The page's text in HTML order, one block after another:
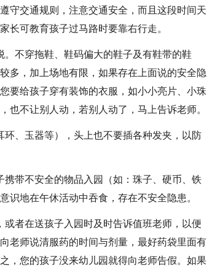
守交通规则，注意交通安全，而且这段时间天
长可教育孩子过马路时要靠右行走。
不穿拖鞋、鞋码偏大的鞋子及有鞋带的鞋
多，加上场地有限，如果存在上面说的安全隐
要给孩子穿有装饰的衣服，如小小亮片、小珠
也不让别人动，若别人动了，马上告诉老师。
、玉器等），头上也不要插各种发夹，以防
带不安全的物品入园（如：珠子、硬币、铁
识地在午休活动中吞食，存在不安全隐患。
者在送孩子入园时及时告诉值班老师，以便
老师说清服药的时间与剂量，最好药袋里面有
，您的孩子没来幼儿园就得向老师告假。如果